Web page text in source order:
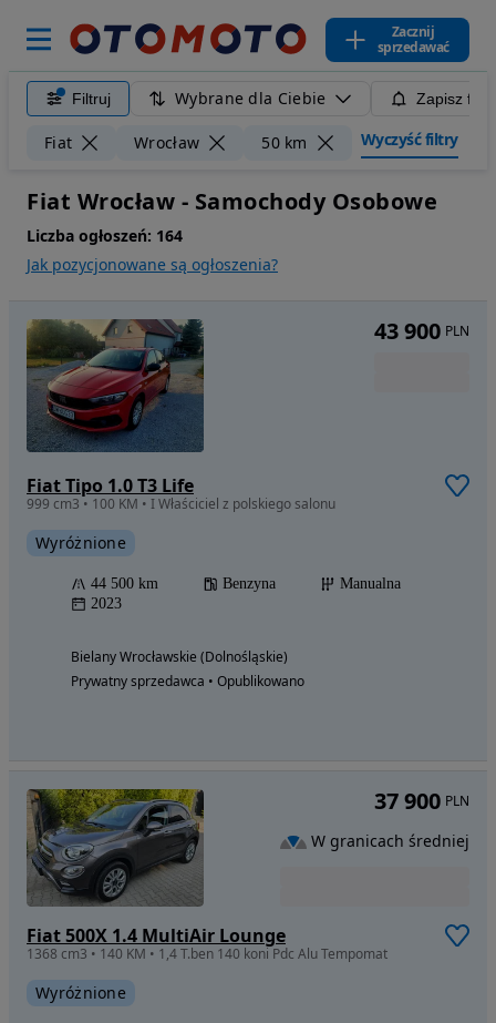
Zacznij
sprzedawać
Filtruj Wybrane dla Ciebie Zapisz
Fiat Wrocław 50 km Wyczyść filtry
Fiat Wrocław - Samochody Osobowe
Liczba ogłoszeń: 164
Jak pozycjonowane są ogłoszenia?
Fiat Tipo 1.0 T3 Life
999 cm3 • 100 KM • I Właściciel z polskiego salonu
Wyróżnione
44 500 km Benzyna
Manualna
2023
Bielany Wrocławskie (Dolnośląskie)
Prywatny sprzedawca • Opublikowano
43 900 PLN
Fiat 500X 1.4 MultiAir Lounge
1368 cm3 • 140 KM • 1,4 T.ben 140 koni Pdc Alu Tempomat
Wyróżnione
37 900 PLN
W granicach średniej